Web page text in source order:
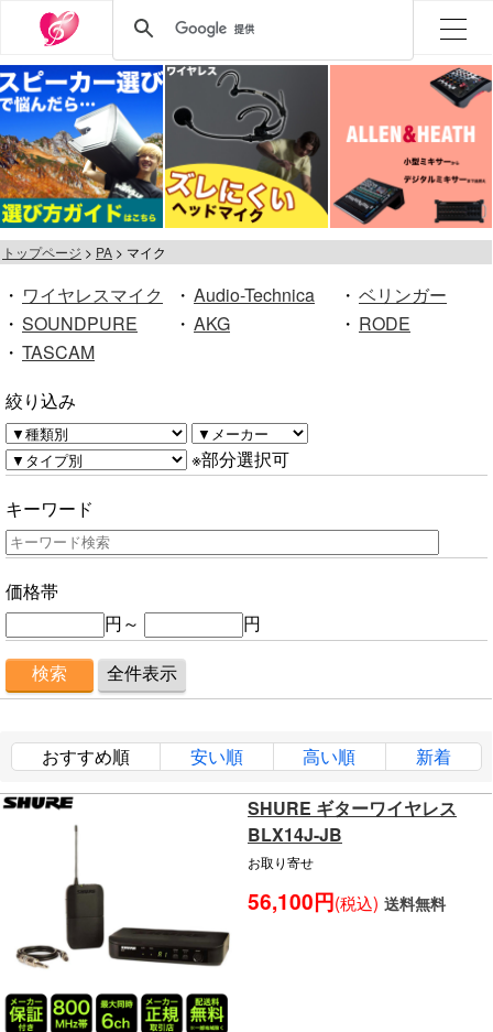
トップページ PA マイク
・ ワイヤレスマイク ・ Audio-Technica ・ ベリンガー
・ SOUNDPURE ・ AKG ・ RODE
・ TASCAM
絞り込み
※部分選択可
キーワード
価格帯
円～
円
おすすめ順 安い順 高い順 新着
SHURE ギターワイヤレス
BLX14J-JB
お取り寄せ
56,100円(税込) 送料無料